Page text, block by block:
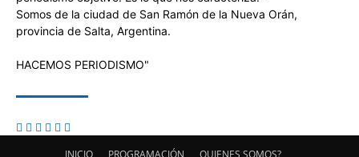
Somos de la ciudad de San Ramón de la Nueva Orán,
provincia de Salta, Argentina.
HACEMOS PERIODISMO"
INICIO PROGRAMACIÓN QUIENES SOMOS?